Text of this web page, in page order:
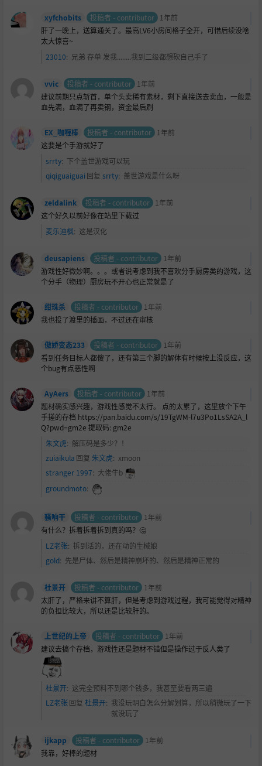
xyfchobits 投稿者 - contributor
1年前
肝了一晚上，送算通关了。最高LV6小房间格子全开，可惜后续没啥
太大惊喜~
23010: 兄弟 存单 发我........我到二级都想砍自己手了
vvic 投稿者 - contributor
1年前
建议前期只点斩首，单个头卖稀有素材，剩下直接送去卖血，一般是
血先满，血满了再卖钢，资金最后刷
EX_咖喱棒 投稿者 - contributor
1年前
这要是个手游就好了
srrty: 下个盖世游戏可以玩
qiqiguaiguai 回复 srrty: 盖世游戏是什么呀
zeldalink 投稿者 - contributor
1年前
这个好久以前好像在站里下载过
麦乐迪枫: 这是汉化
deusapiens 投稿者 - contributor
1年前
游戏性好微妙啊。。。或者说考虑到我不喜欢分手厨房类的游戏，这
个分手（物理）厨房玩不开心也正常就是了
绀珠杀 投稿者 - contributor
1年前
我也投了渡里的插画，不过还在审核
傲娇变态233 投稿者 - contributor
1年前
看到任务目标人都傻了，还有第三个脚的解体有时候按上没反应，这
个bug有点恶性啊
AyAers 投稿者 - contributor
1年前
题材确实感兴趣，游戏性感觉不太行。 点的太累了，这里放个下午
手搓的存档 https://pan.baidu.com/s/19TgWM-l7u3Po1LsSA2A_l
Q?pwd=gm2e 提取码: gm2e
朱文虎: 解压码是多少？！
zuiaikula 回复 朱文虎: xmoon
stranger 1997: 大佬牛b
groundmoto:
骚响干 投稿者 - contributor
1年前
有什么？拆着拆着拆到真的吗？🤔
LZ老张: 拆到活的，还在动的生械娘
gold: 先是尸体、然后是精神崩坏的、然后是精神正常的
杜景开 投稿者 - contributor
1年前
太肝了，严格来讲不算肝，但是考虑到游戏过程，我可能觉得对精神
的负担比较大，所以还是比较肝的。
上世纪的上帝 投稿者 - contributor
1年前
建议去搞个存档，游戏性还是题材不错但是操作过于反人类了
杜景开: 这完全预料不到哪个钱多，我甚至要看两三遍
LZ老张回复 杜景开: 我没玩明白怎么分解划算，所以稍微玩了一下
就没玩了
ijkapp 投稿者 - contributor
1年前
我靠，好棒的题材